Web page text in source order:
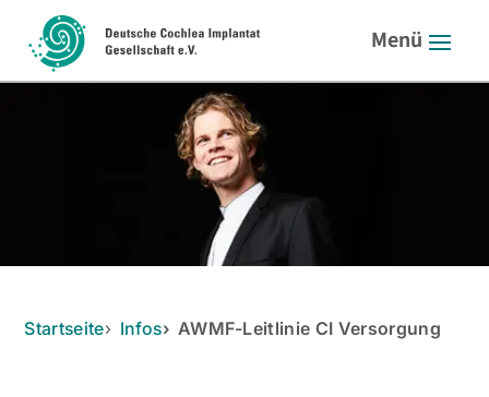
Startseite Infos AWMF-Leitlinie CI Versorgung